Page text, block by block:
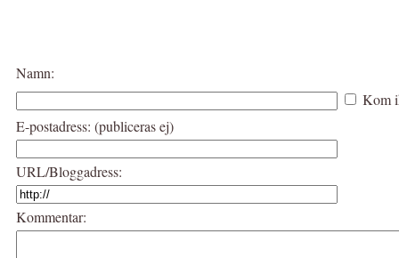
Namn:
Kom
E-postadress: (publiceras ej)
URL/Bloggadress:
Kommentar: